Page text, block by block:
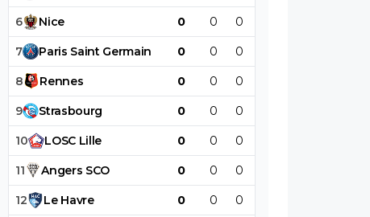
6 Nice 0 0 0
7 Paris Saint Germain 0 0 0
8 Rennes 0 0 0
9 Strasbourg 0 0 0
10 LOSC Lille 0 0 0
11 Angers SCO 0 0 0
12 Le Havre 0 0 0